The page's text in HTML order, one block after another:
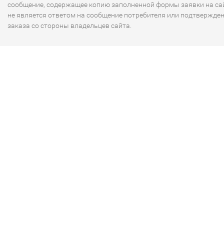
сообщение, содержащее копию заполненной формы заявки на
не является ответом на сообщение потребителя или
заказа со стороны владельцев сайта.